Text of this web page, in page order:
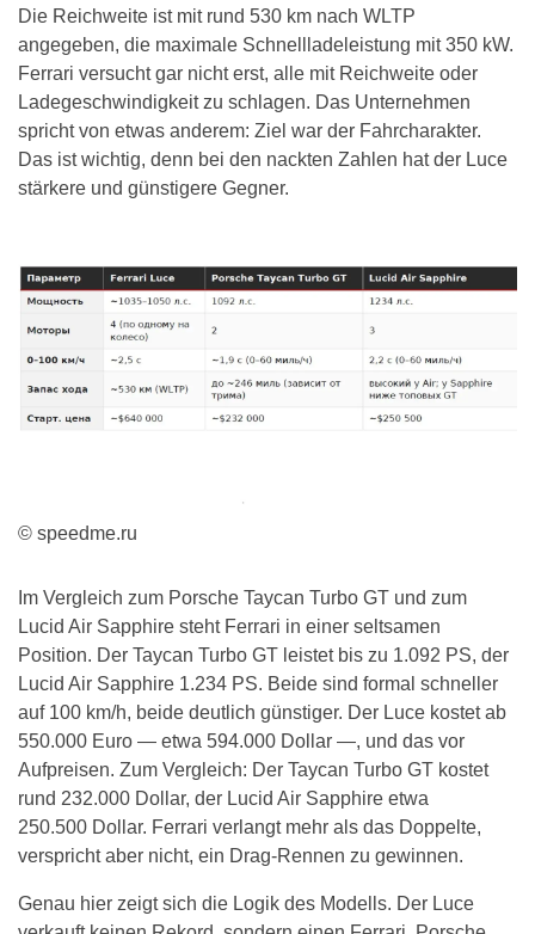
Die Reichweite ist mit rund 530 km nach WLTP
angegeben, die maximale Schnellladeleistung mit 350 kW.
Ferrari versucht gar nicht erst, alle mit Reichweite oder
Ladegeschwindigkeit zu schlagen. Das Unternehmen
spricht von etwas anderem: Ziel war der Fahrcharakter.
Das ist wichtig, denn bei den nackten Zahlen hat der Luce
stärkere und günstigere Gegner.
© speedme.ru
Im Vergleich zum Porsche Taycan Turbo GT und zum
Lucid Air Sapphire steht Ferrari in einer seltsamen
Position. Der Taycan Turbo GT leistet bis zu 1.092 PS, der
Lucid Air Sapphire 1.234 PS. Beide sind formal schneller
auf 100 km/h, beide deutlich günstiger. Der Luce kostet ab
550.000 Euro — etwa 594.000 Dollar —, und das vor
Aufpreisen. Zum Vergleich: Der Taycan Turbo GT kostet
rund 232.000 Dollar, der Lucid Air Sapphire etwa
250.500 Dollar. Ferrari verlangt mehr als das Doppelte,
verspricht aber nicht, ein Drag-Rennen zu gewinnen.
Genau hier zeigt sich die Logik des Modells. Der Luce